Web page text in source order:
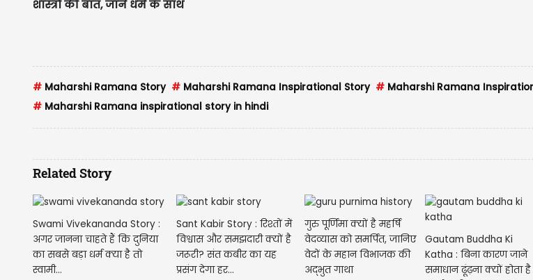
शास्त्रों की बात, जानें धर्म के साथ
# Maharshi Ramana Story # Maharshi Ramana Inspirational Story # Maharshi Ramana
# Maharshi Ramana inspirational story in hindi
Related Story
Swami Vivekananda Story :
अगर जानना चाहते हैं कि दुनिया
का सबसे बड़ा धर्म क्या है तो
स्वामी...
Sant Kabir Story : रिश्तों में
विश्वास और समझदारी क्यों है
जरूरी? संत कबीर का यह
प्रसंग देगा हर...
गुरु पूर्णिमा क्यों है महर्षि
वेदव्यास को समर्पित, जानिए
वेदों के महान विभाजक की
अद्भुत गाथा
Gautam Buddha Ki
Katha : बिना कारण जाने
समाधान ढूंढ़ना क्यों होता है